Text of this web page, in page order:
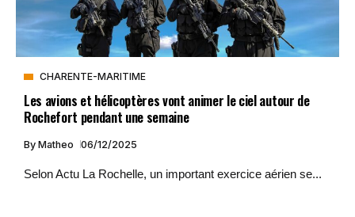
CHARENTE-MARITIME
Les avions et hélicoptères vont animer le ciel autour de
Rochefort pendant une semaine
By Matheo 06/12/2025
Selon Actu La Rochelle, un important exercice aérien se...